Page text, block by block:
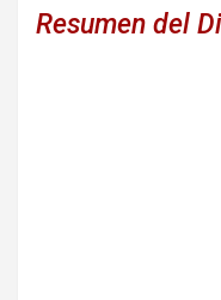
Resumen del